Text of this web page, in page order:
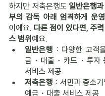
하지만 저축은행도 일반은행
부의 감독 아래 엄격하게 운
이에요. 다른 점이 있다면, 주
스 범위예요.
일반은행 : 다양한 고객
금・대출・카드・투자
서비스 제공
저축은행 : 서민과 중소
예금・대출 서비스 제공